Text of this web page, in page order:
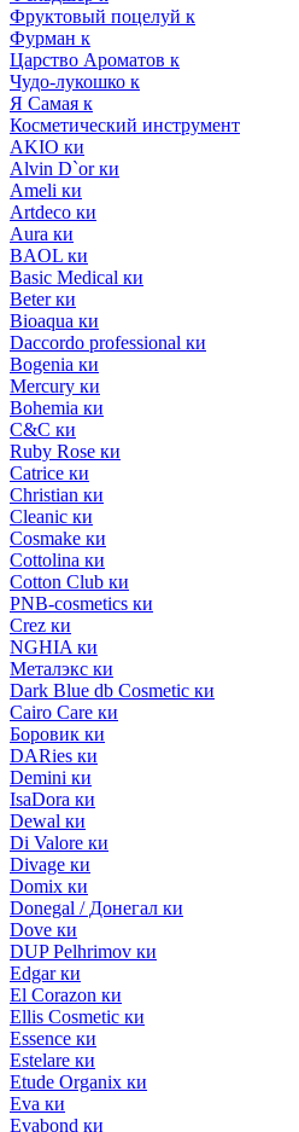
Фруктовый поцелуй к
Фурман к
Царство Ароматов к
Чудо-лукошко к
Я Самая к
Косметический инструмент
AKIO ки
Alvin D`or ки
Ameli ки
Artdeco ки
Aura ки
BAOL ки
Basic Medical ки
Beter ки
Bioaqua ки
Daccordo professional ки
Bogenia ки
Mercury ки
Bohemia ки
C&C ки
Ruby Rose ки
Catrice ки
Christian ки
Cleanic ки
Cosmake ки
Cottolina ки
Cotton Club ки
PNB-cosmetics ки
Crez ки
NGHIA ки
Металэкс ки
Dark Blue db Cosmetic ки
Cairo Care ки
Боровик ки
DARies ки
Demini ки
IsaDora ки
Dewal ки
Di Valore ки
Divage ки
Domix ки
Donegal / Донегал ки
Dove ки
DUP Pelhrimov ки
Edgar ки
El Corazon ки
Ellis Cosmetic ки
Essence ки
Estelare ки
Etude Organix ки
Eva ки
Evabond ки